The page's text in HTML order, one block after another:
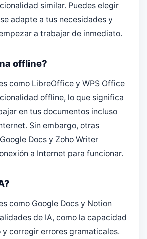
similar. Puedes elegir
adapte a tus necesidades y
a trabajar de inmediato.
offline?
como LibreOffice y WPS Office
offline, lo que significa
en tus documentos incluso
Sin embargo, otras
Docs y Zoho Writer
a Internet para funcionar.
como Google Docs y Notion
de IA, como la capacidad
corregir errores gramaticales.